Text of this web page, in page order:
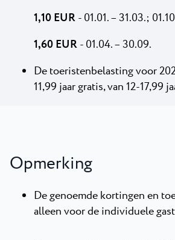
1,10 EUR- 01.01. – 31.03.;
1,60 EUR- 01.04. – 30.09.
De toeristenbelasting voor
11,99 jaar gratis, van 12-17,99
Opmerking
De genoemde kortingen en
alleen voor de individuele